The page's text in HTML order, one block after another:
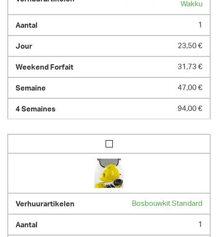
Wakku
1
23,50 €
31,73 €
47,00 €
94,00 €
Bosbouwkit Standard
1